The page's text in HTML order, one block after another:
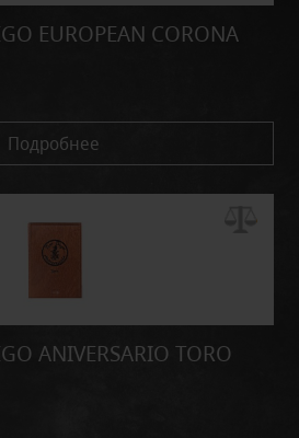
EUROPEAN CORONA
Подробнее
ANIVERSARIO TORO